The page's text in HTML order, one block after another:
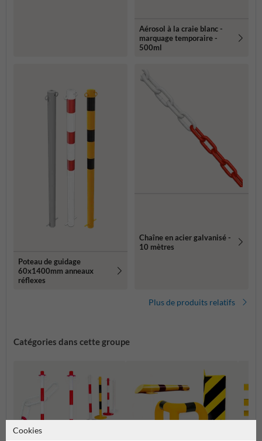
Aérosol à la craie blanc -
marquage temporaire -
500ml
Poteau de guidage
60x1400mm anneaux
réflexes
Chaîne en acier galvanisé -
10 mètres
Plus de produits relatifs
Catégories dans cette groupe
Cookies